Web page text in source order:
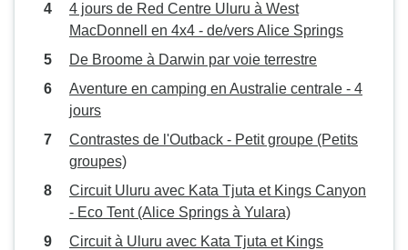
4 jours de Red Centre Uluru à West
MacDonnell en 4x4 - de/vers Alice Springs
De Broome à Darwin par voie terrestre
Aventure en camping en Australie centrale - 4
jours
Contrastes de l'Outback - Petit groupe (Petits
groupes)
Circuit Uluru avec Kata Tjuta et Kings Canyon
- Eco Tent (Alice Springs à Yulara)
Circuit à Uluru avec Kata Tjuta et Kings